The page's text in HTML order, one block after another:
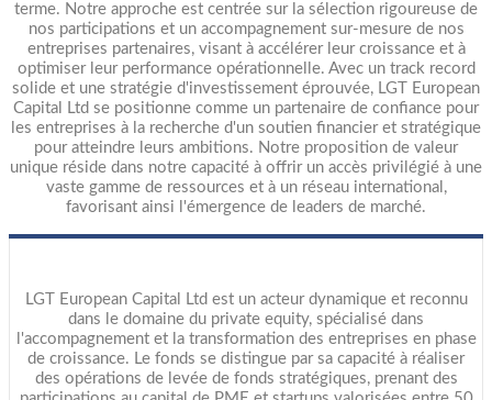
terme. Notre approche est centrée sur la sélection rigoureuse de
nos participations et un accompagnement sur-mesure de nos
entreprises partenaires, visant à accélérer leur croissance et à
optimiser leur performance opérationnelle. Avec un track record
solide et une stratégie d'investissement éprouvée, LGT European
Capital Ltd se positionne comme un partenaire de confiance pour
les entreprises à la recherche d'un soutien financier et stratégique
pour atteindre leurs ambitions. Notre proposition de valeur
unique réside dans notre capacité à offrir un accès privilégié à une
vaste gamme de ressources et à un réseau international,
favorisant ainsi l'émergence de leaders de marché.
LGT European Capital Ltd est un acteur dynamique et reconnu
dans le domaine du private equity, spécialisé dans
l'accompagnement et la transformation des entreprises en phase
de croissance. Le fonds se distingue par sa capacité à réaliser
des opérations de levée de fonds stratégiques, prenant des